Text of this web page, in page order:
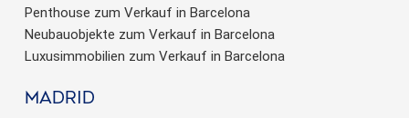
Penthouse zum Verkauf in Barcelona
Neubauobjekte zum Verkauf in Barcelona
Luxusimmobilien zum Verkauf in Barcelona
Madrid